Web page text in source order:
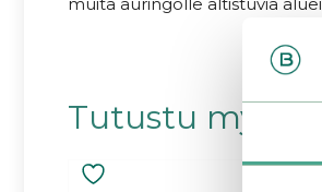
Tutustu myös